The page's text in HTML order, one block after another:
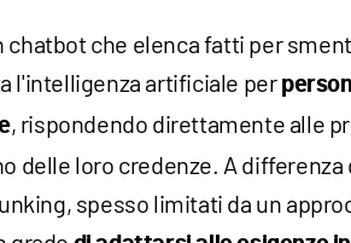
chatbot che elenca fatti per
l'intelligenza artificiale per
, rispondendo direttamente alle
delle loro credenze. A differenza
spesso limitati da un